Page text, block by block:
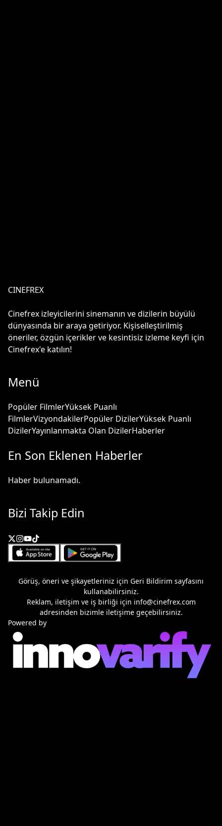
CINEFREX
Cinefrex izleyicilerini sinemanın ve dizilerin büyülü
dünyasında bir araya getiriyor. Kişiselleştirilmiş
öneriler, özgün içerikler ve kesintisiz izleme keyfi için
Cinefrex'e katılın!
Menü
Popüler FilmlerYüksek Puanlı
FilmlerVizyondakilerPopüler DizilerYüksek Puanlı
DizilerYayınlanmakta Olan DizilerHaberler
En Son Eklenen Haberler
Haber bulunamadı.
Bizi Takip Edin
Görüş, öneri ve şikayetleriniz için Geri Bildirim sayfasını
kullanabilirsiniz.
Reklam, iletişim ve iş birliği için info@cinefrex.com
adresinden bizimle iletişime geçebilirsiniz.
Powered by